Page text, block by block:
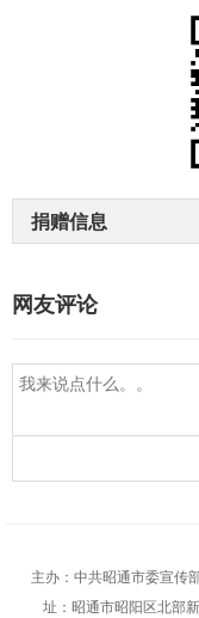
捐赠信息
网友评论
主办：中共昭通市委宣传
址：昭通市昭阳区北部